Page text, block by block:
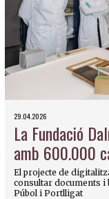
29.04.2026
La Fundació
amb 600.000
El projecte de
consultar documents i
Púbol i Portlligat